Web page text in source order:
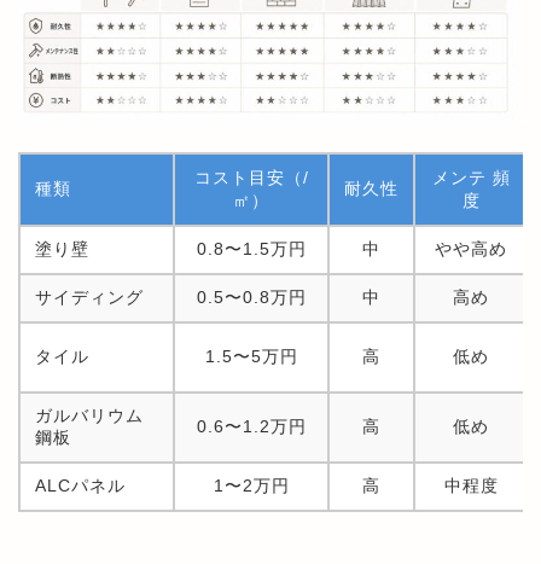
種類
コスト目安（/
㎡）
耐久性
メンテ 頻
度
塗り壁 0.8〜1.5万円 中 やや高め
サイディング 0.5〜0.8万円 中 高め
タイル 1.5〜5万円 高 低め
ガルバリウム
鋼板
0.6〜1.2万円 高 低め
ALCパネル 1〜2万円 高 中程度